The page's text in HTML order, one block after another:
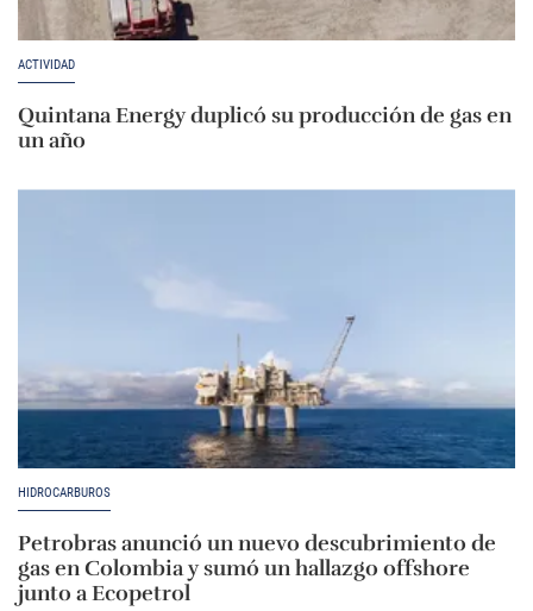
ACTIVIDAD
Quintana Energy duplicó su producción de gas en
un año
HIDROCARBUROS
Petrobras anunció un nuevo descubrimiento de
gas en Colombia y sumó un hallazgo offshore
junto a Ecopetrol